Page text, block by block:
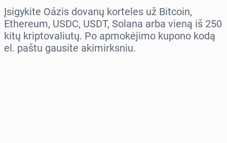
Įsigykite Oázis dovanų korteles už Bitcoin,
Ethereum, USDC, USDT, Solana arba vieną iš 250
kitų kriptovaliutų. Po apmokėjimo kupono kodą
el. paštu gausite akimirksniu.